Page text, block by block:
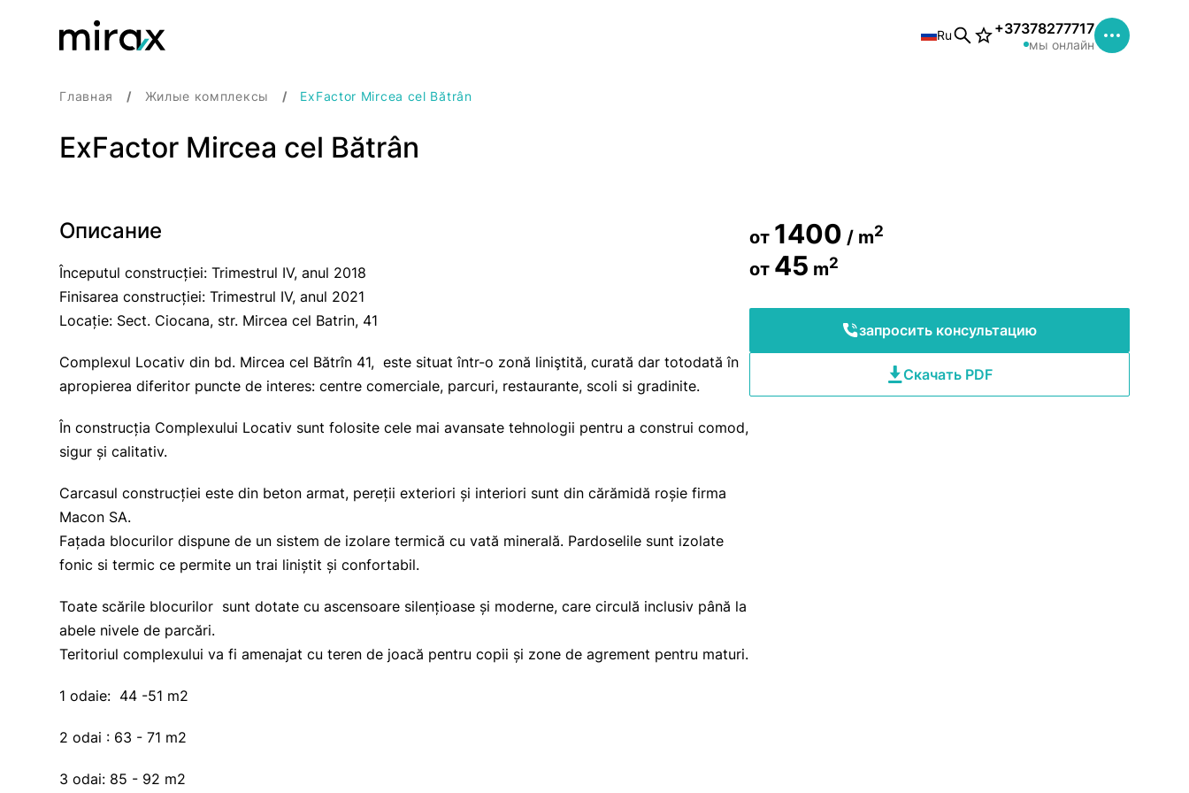
Ru +37378277717
мы онлайн
Главная Жилые комплексы ExFactor Mircea cel Bătrân
ExFactor Mircea cel Bătrân
Описание
Începutul construcției: Trimestrul IV, anul 2018
Finisarea construcției: Trimestrul IV, anul 2021
Locație: Sect. Ciocana, str. Mircea cel Batrin, 41
Complexul Locativ din bd. Mircea сel Bătrîn 41, este situat într-o zonă liniştită, curată dar totodată în
apropierea diferitor puncte de interes: centre comerciale, parcuri, restaurante, scoli si gradinite.
În construcția Complexului Locativ sunt folosite сele mai avansate tehnologii pentru a construi comod,
sigur și calitativ.
Carcasul construcției este din beton armat, pereții exteriori și interiori sunt din cărămidă roșie firma
Macon SA.
Fațada blocurilor dispune de un sistem de izolare termică cu vată minerală. Pardoselile sunt izolate
fonic si termic ce permite un trai liniștit și confortabil.
Toate scările blocurilor sunt dotate cu ascensoare silențioase și moderne, care circulă inclusiv până la
abele nivele de parcări.
Teritoriul complexului va fi amenajat cu teren de joacă pentru copii și zone de agrement pentru maturi.
1 odaie: 44 -51 m2
2 odai : 63 - 71 m2
3 odai: 85 - 92 m2
от 1400 / m2
от 45 m2
запросить консультацию
Скачать PDF